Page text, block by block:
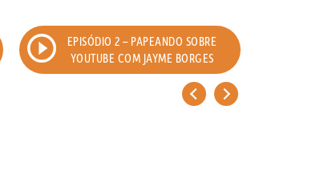
EPISÓDIO 2 – PAPEANDO SOBRE
YOUTUBE COM JAYME BORGES
< >